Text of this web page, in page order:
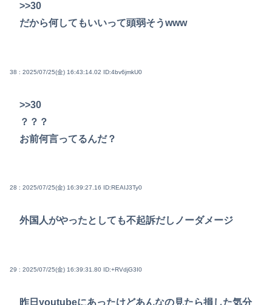
>>30
だから何してもいいって頭弱そうwww
38 : 2025/07/25(金) 16:43:14.02 ID:4bv6jmkU0
>>30
？？？
お前何言ってるんだ？
28 : 2025/07/25(金) 16:39:27.16 ID:REAIJ3Ty0
外国人がやったとしても不起訴だしノーダメージ
29 : 2025/07/25(金) 16:39:31.80 ID:+RVdjG3I0
昨日youtubeにあったけどあんなの見たら損した気分